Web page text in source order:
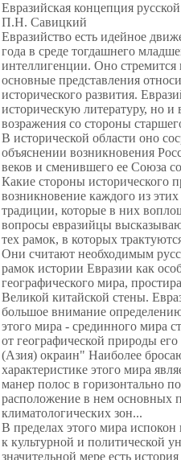
Евразийская концепция
П.Н. Савицкий
Евразийство есть идейное
года в среде тогдашнего
интеллигенции. Оно стремится
основные представления
исторического развития.
историческую литературу, но
возражения со стороны
В исторической области оно
объяснении возникновения
веков и сменившего ее Союза
Какие стороны исторического
возникновение каждого из
традиции, которые в них
вопросы евразийцы
тех рамок, в которых
Они считают необходимым
рамок истории Евразии как
географического мира,
Великой китайской стены.
большое внимание
этого мира - срединного мира
от географической природы
(Азия) окраин" Наиболее
характеристике этого мира
манер полос в горизонтально
расположение в нем основных
климатологических зон...
В пределах этого мира испокон
к культурной и политической
значительной мере есть